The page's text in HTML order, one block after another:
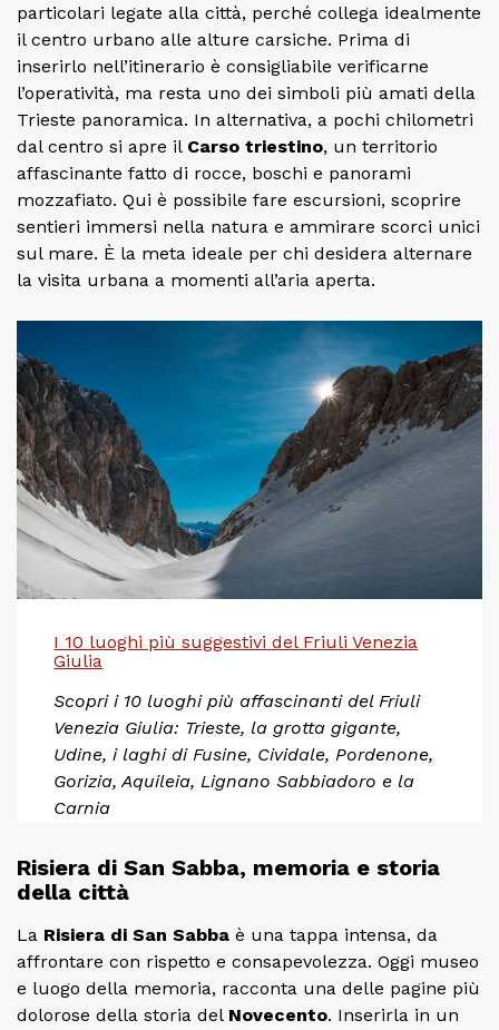
particolari legate alla città, perché collega idealmente
il centro urbano alle alture carsiche. Prima di
inserirlo nell’itinerario è consigliabile verificarne
l’operatività, ma resta uno dei simboli più amati della
Trieste panoramica. In alternativa, a pochi chilometri
dal centro si apre il Carso triestino, un territorio
affascinante fatto di rocce, boschi e panorami
mozzafiato. Qui è possibile fare escursioni, scoprire
sentieri immersi nella natura e ammirare scorci unici
sul mare. È la meta ideale per chi desidera alternare
la visita urbana a momenti all’aria aperta.
I 10 luoghi più suggestivi del Friuli Venezia
Giulia
Scopri i 10 luoghi più affascinanti del Friuli
Venezia Giulia: Trieste, la grotta gigante,
Udine, i laghi di Fusine, Cividale, Pordenone,
Gorizia, Aquileia, Lignano Sabbiadoro e la
Carnia
Risiera di San Sabba, memoria e storia
della città
La Risiera di San Sabba è una tappa intensa, da
affrontare con rispetto e consapevolezza. Oggi museo
e luogo della memoria, racconta una delle pagine più
dolorose della storia del Novecento. Inserirla in un